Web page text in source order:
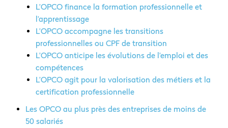
L’OPCO finance la formation professionnelle et
l’apprentissage
L’OPCO accompagne les transitions
professionnelles ou CPF de transition
L’OPCO anticipe les évolutions de l’emploi et des
compétences
L’OPCO agit pour la valorisation des métiers et la
certification professionnelle
Les OPCO au plus près des entreprises de moins de
50 salariés